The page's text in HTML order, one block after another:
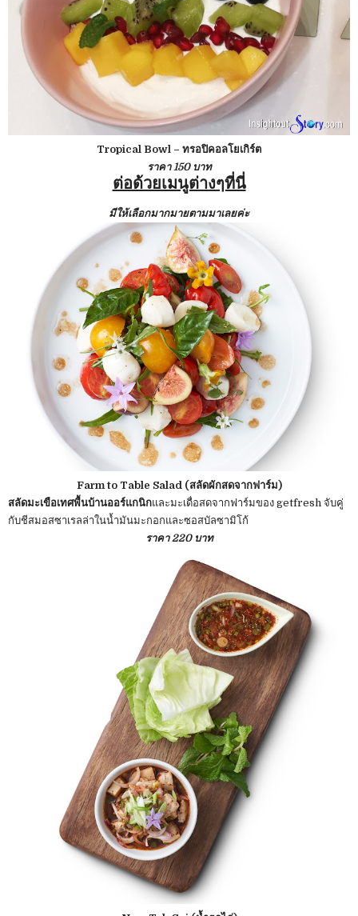
Tropical Bowl – ทรอปิคอลโยเกิร์ต
ราคา 150 บาท
ต่อด้วยเมนูต่างๆที่นี่
มีให้เลือกมากมายตามมาเลยค่ะ
Farm to Table Salad (สลัดผักสดจากฟาร์ม)
สลัดมะเขือเทศพื้นบ้านออร์แกนิกและมะเดื่อสดจากฟาร์มของ getfresh จับคู่
กับชีสมอสซาเรลล่าในน้ำมันมะกอกและซอสบัลซามิโก้
ราคา 220 บาท